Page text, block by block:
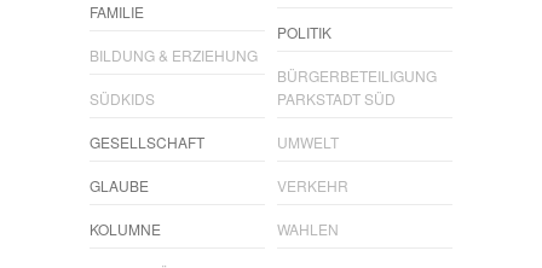
FAMILIE
BILDUNG & ERZIEHUNG
SÜDKIDS
GESELLSCHAFT
GLAUBE
KOLUMNE
POLITIK
BÜRGERBETEILIGUNG
PARKSTADT SÜD
UMWELT
VERKEHR
WAHLEN